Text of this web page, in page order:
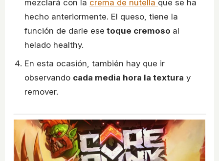
mezclará con la crema de nutella que se ha
hecho anteriormente. El queso, tiene la
función de darle ese toque cremoso al
helado healthy.
En esta ocasión, también hay que ir
observando cada media hora la textura y
remover.